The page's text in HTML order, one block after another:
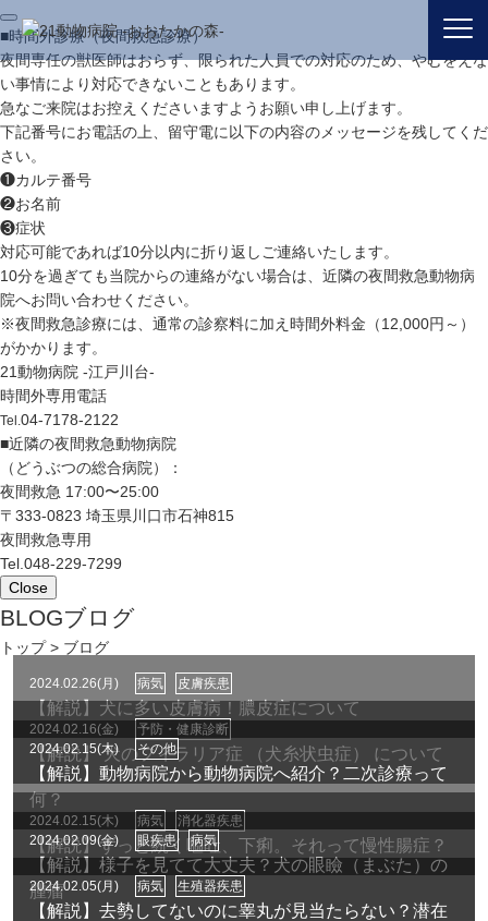
ブログ｜流山おおたかの森駅で動物病院をお探しの方は21動物病院 -おおたかの森-まで
■時間外診療（夜間救急診療）
夜間専任の獣医師はおらず、限られた人員での対応のため、やむをえな
い事情により対応できないこともあります。
急なご来院はお控えくださいますようお願い申し上げます。
下記番号にお電話の上、留守電に以下の内容のメッセージを残してくだ
さい。
❶カルテ番号
❷お名前
❸症状
対応可能であれば10分以内に折り返しご連絡いたします。
10分を過ぎても当院からの連絡がない場合は、近隣の夜間救急動物病
院へお問い合わせください。
※夜間救急診療には、通常の診察料に加え時間外料金（12,000円～）
がかかります。
21動物病院 -江戸川台-
時間外専用電話
Tel. 04-7178-2122
■近隣の夜間救急動物病院
（どうぶつの総合病院）：
夜間救急 17:00〜25:00
〒333-0823 埼玉県川口市石神815
夜間救急専用
Tel. 048-229-7299
Close
BLOGブログ
トップ> ブログ
2024.02.26(月) 病気 皮膚疾患
【解説】犬に多い皮膚病！膿皮症について
2024.02.16(金) 予防・健康診断
【解説】 犬のフィラリア症 （犬糸状虫症） について
2024.02.15(木) その他
【解説】動物病院から動物病院へ紹介？二次診療って
何？
2024.02.15(木) 病気 消化器疾患
【解説】ずっと続く嘔吐、下痢。それって慢性腸症？
2024.02.09(金) 眼疾患 病気
【解説】様子を見てて大丈夫？犬の眼瞼（まぶた）の
腫瘤
2024.02.05(月) 病気 生殖器疾患
【解説】去勢してないのに睾丸が見当たらない？潜在